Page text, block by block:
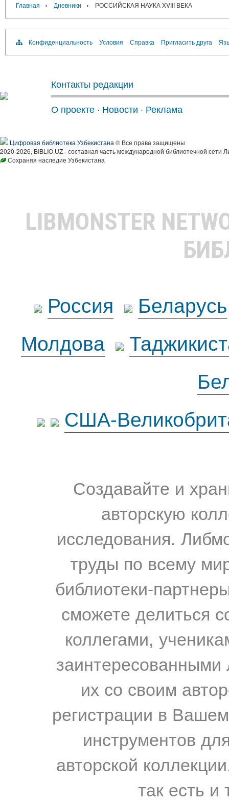
Главная › Дневники › РОССИЙСКАЯ НАУКА XVIII ВЕКА
Конфиденциальность Условия Справка Пригласить друга
Контакты редакции
О проекте · Новости · Реклама
Цифровая библиотека Узбекистана © Все права защищены
2020-2026, BIBLIO.UZ - составная часть международной библиотечной сети
Сохраняя наследие Узбекистана
LIBMONSTER
Россия
Беларусь
Молдова
США-
Создавайте и
авторскую
исследования.
труды по всему
библиотеки-
сможете делиться
коллегами,
их со своим
регистрации в
инструментов
авторской
так есть и